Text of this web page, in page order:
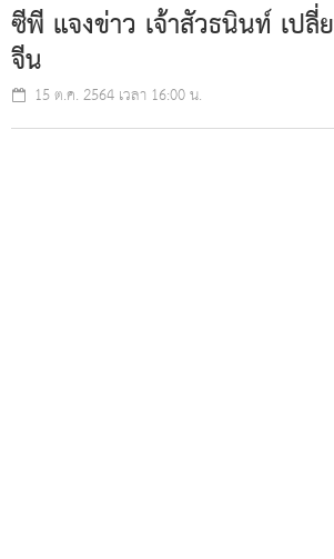
ซีพี แจงข่าว เจ้าสัวธนินท์ เป
จีน
15 ต.ค. 2564 เวลา 16:00 น.